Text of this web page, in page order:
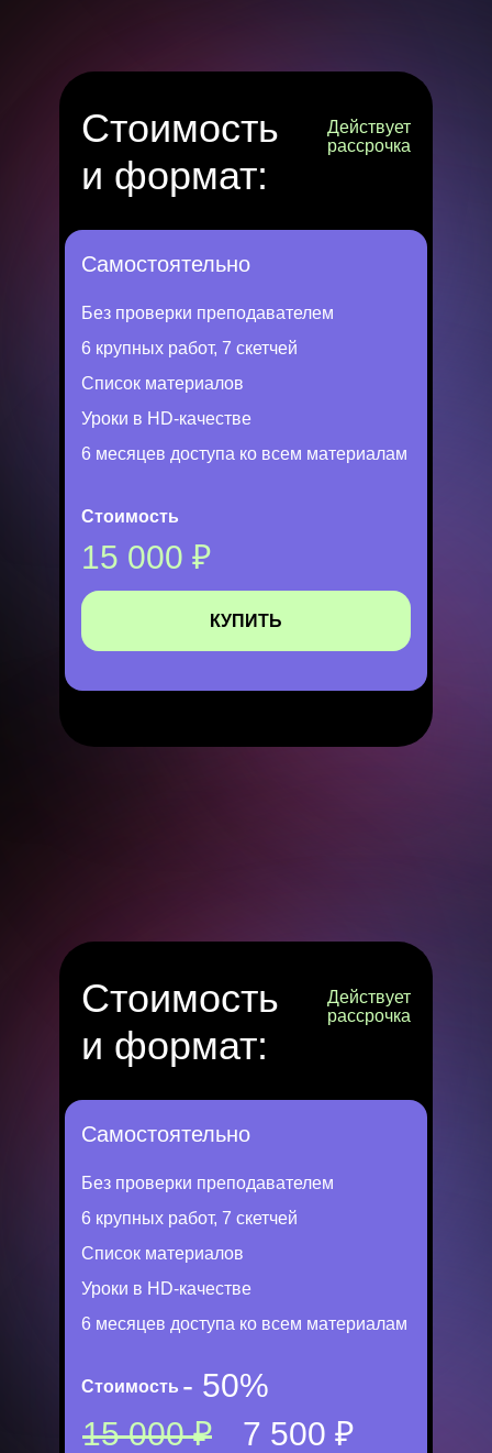
Самостоятельно
Без проверки преподавателем
6 крупных работ, 7 скетчей
Уроки в HD-качестве
6 месяцев доступа ко всем материалам
Список материалов
15 000 ₽
Стоимость
КУПИТЬ
Стоимость
и формат:
Действует
рассрочка
Самостоятельно
Без проверки преподавателем
6 крупных работ, 7 скетчей
Уроки в HD-качестве
6 месяцев доступа ко всем материалам
Список материалов
15 000 ₽
Стоимость
Стоимость
и формат:
Действует
рассрочка
- 50%
7 500 ₽